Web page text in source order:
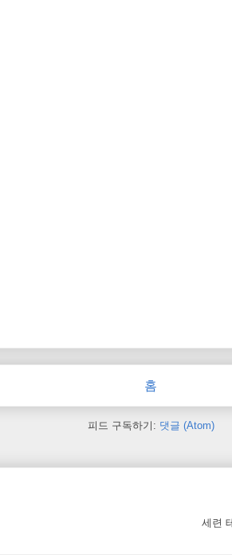
홈
피드 구독하기: 댓글 (Atom)
세련